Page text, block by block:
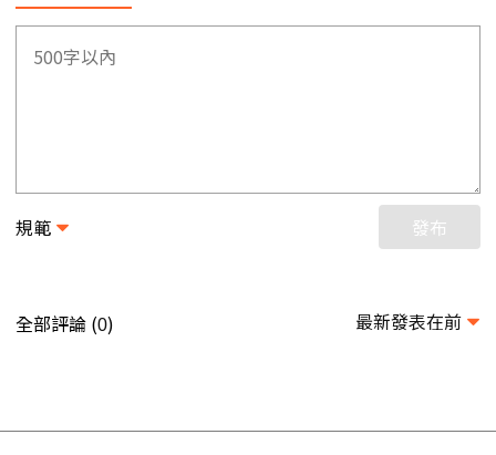
規範 發布
全部評論 (0) 最新發表在前